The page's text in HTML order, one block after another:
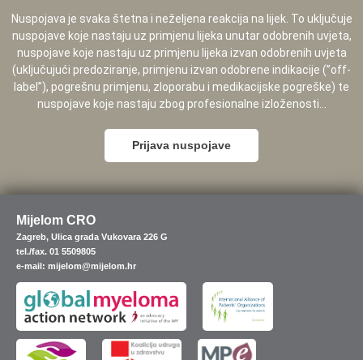
Nuspojava je svaka štetna i neželjena reakcija na lijek. To uključuje
nuspojave koje nastaju uz primjenu lijeka unutar odobrenih uvjeta,
nuspojave koje nastaju uz primjenu lijeka izvan odobrenih uvjeta
(uključujući predoziranje, primjenu izvan odobrene indikacije (”off-
label”), pogrešnu primjenu, zloporabu i medikacijske pogreške) te
nuspojave koje nastaju zbog profesionalne izloženosti...
Prijava nuspojave
Mijelom CRO
Zagreb, Ulica grada Vukovara 226 G
tel./fax. 01 5509805
e-mail: mijelom@mijelom.hr